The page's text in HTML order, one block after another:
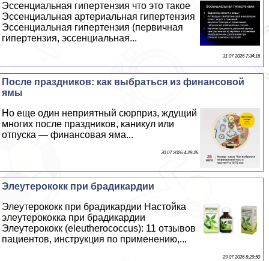
Эссенциальная гипертензия что это такое
Эссенциальная артериальная гипертензия
Эссенциальная гипертензия (первичная
гипертензия, эссенциальная...
31 07 2026 7:34:16
После праздников: как выбраться из финансовой
ямы
Но еще один неприятный сюрприз, ждущий
многих после праздников, каникул или
отпуска — финансовая яма...
30 07 2026 4:29:26
Элеутерококк при брадикардии
Элеутерококк при брадикардии Настойка
элеутерококка при брадикардии
Элеутерококк (eleutherococcus): 11 отзывов
пациентов, инструкция по применению,...
29 07 2026 8:29:50